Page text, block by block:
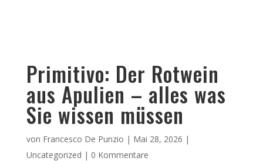
Primitivo: Der Rotwein
aus Apulien – alles was
Sie wissen müssen
von Francesco De Punzio | Mai 28, 2026 |
Uncategorized | 0 Kommentare